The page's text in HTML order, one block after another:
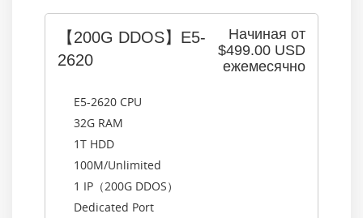
Начиная от
$499.00 USD
ежемесячно
【200G DDOS】E5-
2620
E5-2620 CPU
32G RAM
1T HDD
100M/Unlimited
1 IP（200G DDOS）
Dedicated Port